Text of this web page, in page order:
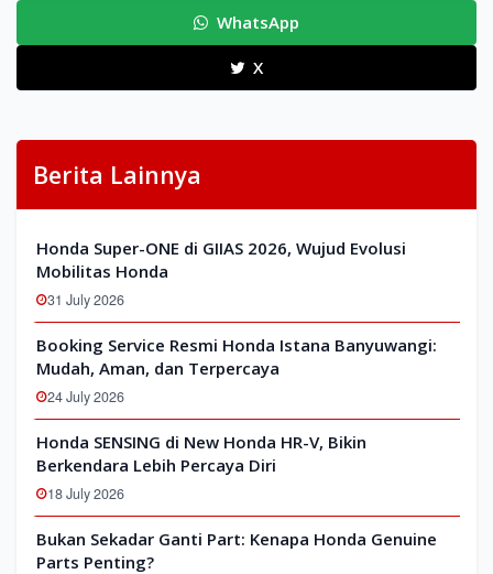
WhatsApp
X
Berita Lainnya
Honda Super-ONE di GIIAS 2026, Wujud Evolusi
Mobilitas Honda
31 July 2026
Booking Service Resmi Honda Istana Banyuwangi:
Mudah, Aman, dan Terpercaya
24 July 2026
Honda SENSING di New Honda HR-V, Bikin
Berkendara Lebih Percaya Diri
18 July 2026
Bukan Sekadar Ganti Part: Kenapa Honda Genuine
Parts Penting?